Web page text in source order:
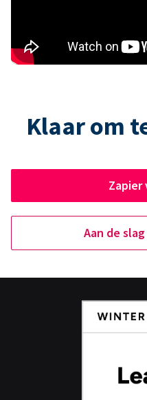
Klaar om
Zapier
Aan de